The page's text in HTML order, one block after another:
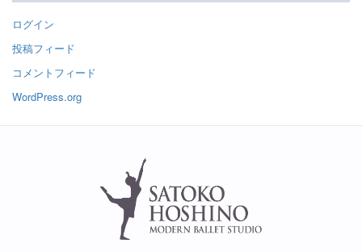
ログイン
投稿フィード
コメントフィード
WordPress.org